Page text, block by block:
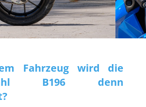
Fahrzeug wird die
B196 denn